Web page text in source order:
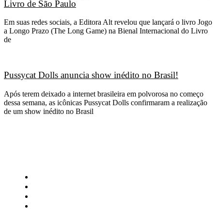
Livro de São Paulo
Em suas redes sociais, a Editora Alt revelou que lançará o livro Jogo
a Longo Prazo (The Long Game) na Bienal Internacional do Livro
de
Pussycat Dolls anuncia show inédito no Brasil!
Após terem deixado a internet brasileira em polvorosa no começo
dessa semana, as icônicas Pussycat Dolls confirmaram a realização
de um show inédito no Brasil